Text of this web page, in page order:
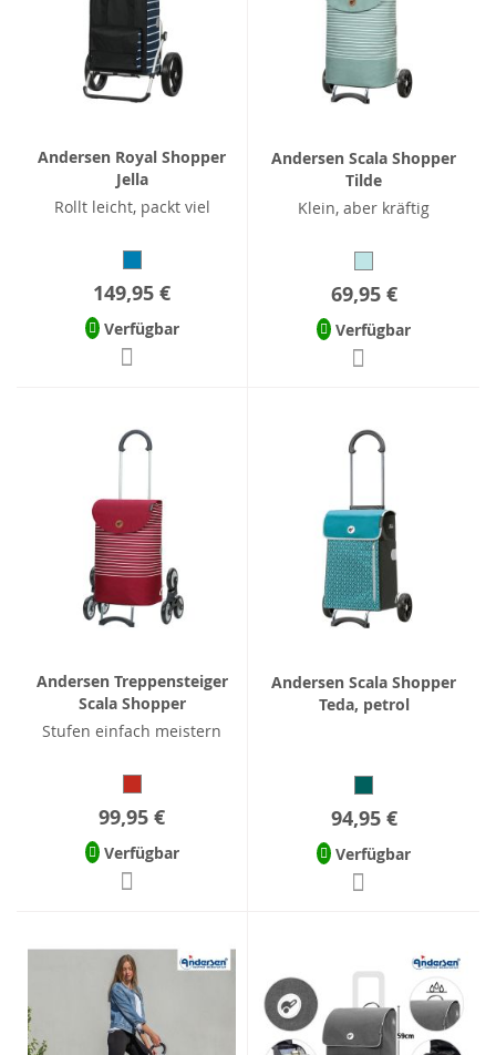
Andersen Royal Shopper
Jella
Rollt leicht, packt viel
149,95 €
Verfügbar
Andersen Scala Shopper
Tilde
Klein, aber kräftig
69,95 €
Verfügbar
Andersen Treppensteiger
Scala Shopper
Stufen einfach meistern
99,95 €
Verfügbar
Andersen Scala Shopper
Teda, petrol
94,95 €
Verfügbar